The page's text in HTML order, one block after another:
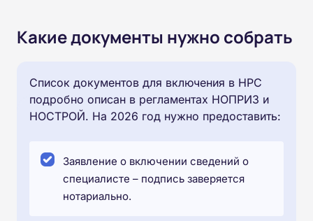
Какие документы нужно собрать
Список документов для включения в НРС
подробно описан в регламентах НОПРИЗ и
НОСТРОЙ. На 2026 год нужно предоставить:
Заявление о включении сведений о
специалисте – подпись заверяется
нотариально.